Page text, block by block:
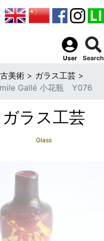
User Search
美術 > ガラス工芸 >
Gallé 小花瓶 Y076
ガラス工芸
Glass